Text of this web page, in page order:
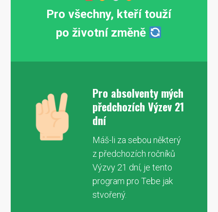
Pro všechny, kteří touží
po životní změně
Pro absolventy mých
předchozích Výzev 21
dní
Máš-li za sebou některý
z předchozích ročníků
Výzvy 21 dní, je tento
program pro Tebe jak
stvořený.